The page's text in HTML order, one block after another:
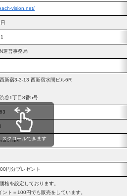
vision.net/
運営事務局
新宿3-3-13 西新宿水間ビル6R
谷1丁目8番5号
円分プレゼント
格を設定しております。
ント＝100円でも販売をしています。
スクロールできます